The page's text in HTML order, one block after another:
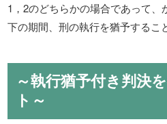
1，2のどちらかの場合であって、
下の期間、刑の執行を猶予するこ
～執行猶予付き判決
ト～